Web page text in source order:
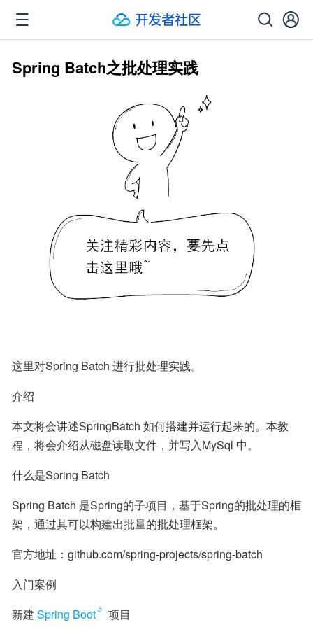
Spring Batch之批处理实践
这里对Spring Batch 进行批处理实践。
介绍
本文将会讲述SpringBatch 如何搭建并运行起来的。本教
程，将会介绍从磁盘读取文件，并写入MySql 中。
什么是Spring Batch
Spring Batch 是Spring的子项目，基于Spring的批处理的框
架，通过其可以构建出批量的批处理框架。
官方地址：github.com/spring-projects/spring-batch
入门案例
新建 Spring Boot 项目